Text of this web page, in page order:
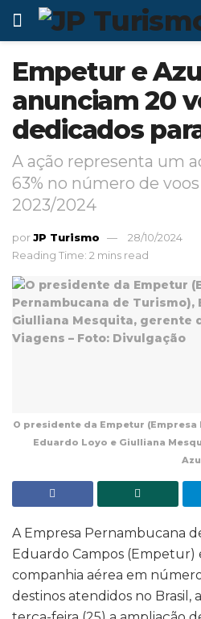
Empetur e
anunciam 20
dedicados
A ação representa um
63% no número de
2023/2024
porJP Turismo
28/10/2024
Reading Time: 2 mins read
O presidente da Empetur
Eduardo Loyo e Giulliana
A Empresa Pernambucana
Eduardo Campos (Empetur)
companhia aérea em
destinos atendidos no Brasil,